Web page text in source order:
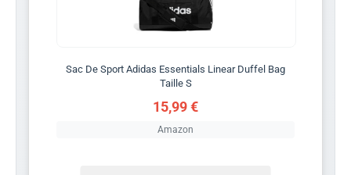
Sac De Sport Adidas Essentials Linear Duffel Bag
Taille S
15,99 €
Amazon